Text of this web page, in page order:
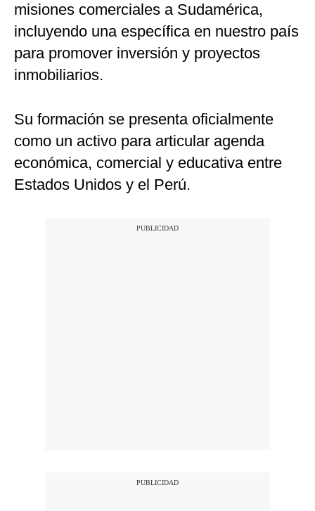
misiones comerciales a Sudamérica,
incluyendo una específica en nuestro país
para promover inversión y proyectos
inmobiliarios.
Su formación se presenta oficialmente
como un activo para articular agenda
económica, comercial y educativa entre
Estados Unidos y el Perú.